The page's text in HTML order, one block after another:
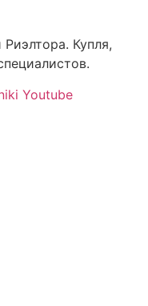
Купля,
Youtube